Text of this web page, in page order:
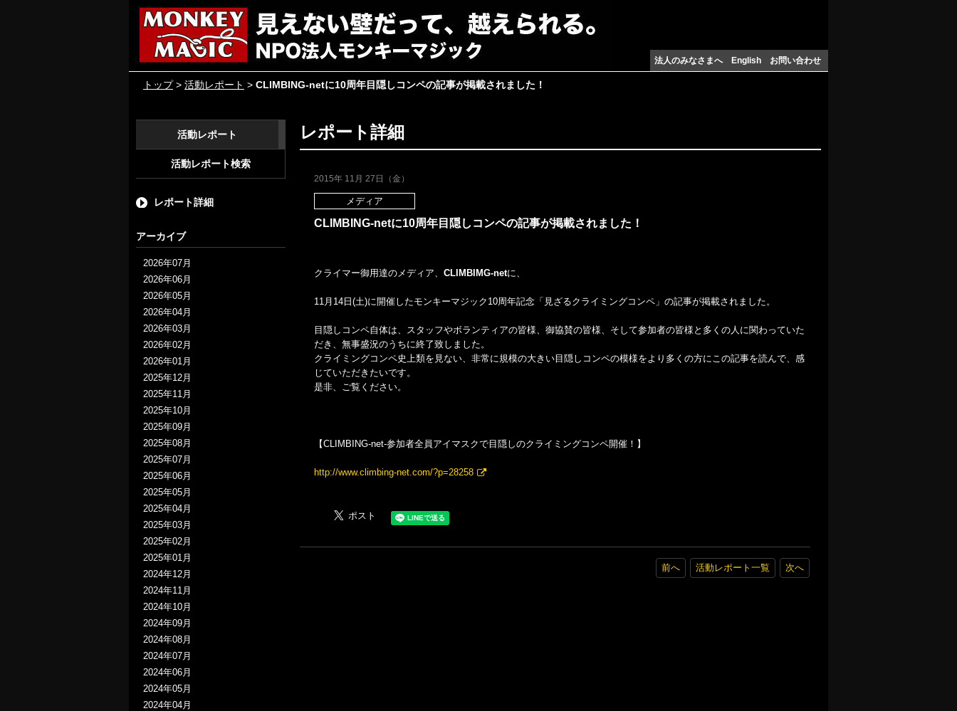
法人のみなさまへ English お問い合わせ
トップ> 活動レポート > CLIMBING-netに10周年目隠しコンペの記事が掲載されました！
活動レポート
活動レポート検索
レポート詳細
アーカイブ
2026年07月
2026年06月
2026年05月
2026年04月
2026年03月
2026年02月
2026年01月
2025年12月
2025年11月
2025年10月
2025年09月
2025年08月
2025年07月
2025年06月
2025年05月
2025年04月
2025年03月
2025年02月
2025年01月
2024年12月
2024年11月
2024年10月
2024年09月
2024年08月
2024年07月
2024年06月
2024年05月
2024年04月
レポート詳細
2015年 11月 27日（金）
メディア
CLIMBING-netに10周年目隠しコンペの記事が掲載されました！
クライマー御用達のメディア、 CLIMBIMG-netに、
11月14日(土)に開催したモンキーマジック10周年記念「見ざるクライミングコンペ」の記事が掲載されました。
目隠しコンペ自体は、スタッフやボランティアの皆様、御協賛の皆様、そして参加者の皆様と多くの人に関わっていた
だき、無事盛況のうちに終了致しました。
クライミングコンペ史上類を見ない、非常に規模の大きい目隠しコンペの模様をより多くの方にこの記事を読んで、感
じていただきたいです。
是非、ご覧ください。
【CLIMBING-net-参加者全員アイマスクで目隠しのクライミングコンペ開催！】
http://www.climbing-net.com/?p=28258
前へ 活動レポート一覧 次へ